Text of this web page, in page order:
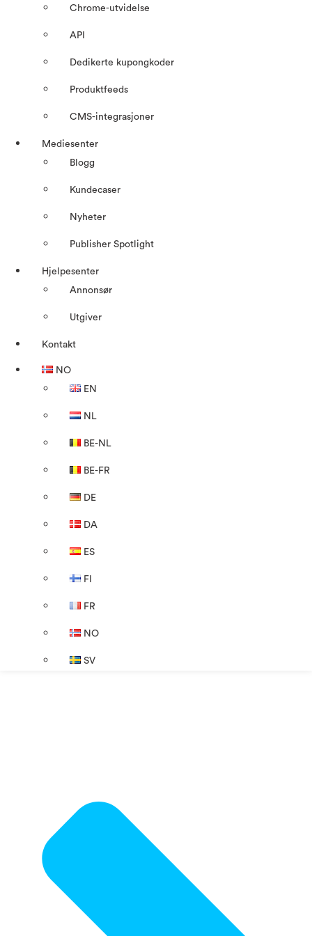
Chrome-utvidelse
API
Dedikerte kupongkoder
Produktfeeds
CMS-integrasjoner
Mediesenter
Blogg
Kundecaser
Nyheter
Publisher Spotlight
Hjelpesenter
Annonsør
Utgiver
Kontakt
NO
EN
NL
BE-NL
BE-FR
DE
DA
ES
FI
FR
NO
SV